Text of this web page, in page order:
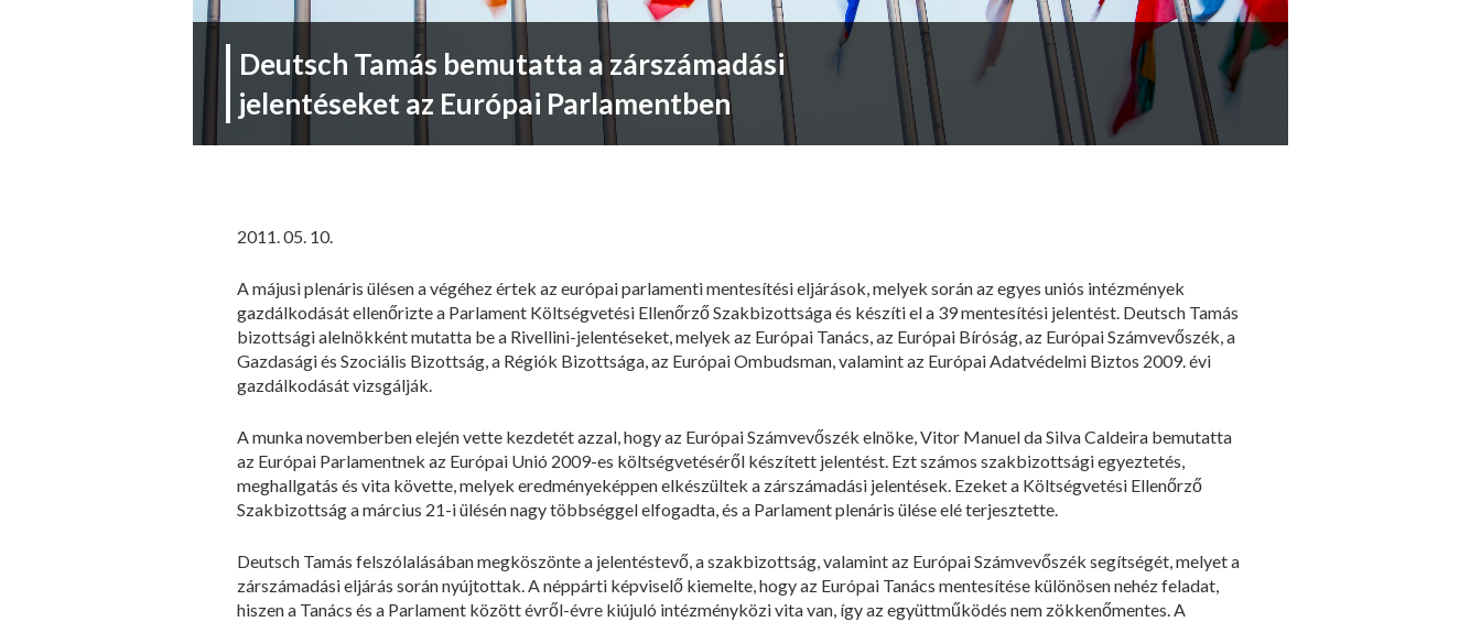
Deutsch Tamás bemutatta a zárszámadási
jelentéseket az Európai Parlamentben
2011. 05. 10.
A májusi plenáris ülésen a végéhez értek az európai parlamenti mentesítési eljárások, melyek során az egyes uniós intézmények
gazdálkodását ellenőrizte a Parlament Költségvetési Ellenőrző Szakbizottsága és készíti el a 39 mentesítési jelentést. Deutsch Tamás
bizottsági alelnökként mutatta be a Rivellini-jelentéseket, melyek az Európai Tanács, az Európai Bíróság, az Európai Számvevőszék, a
Gazdasági és Szociális Bizottság, a Régiók Bizottsága, az Európai Ombudsman, valamint az Európai Adatvédelmi Biztos 2009. évi
gazdálkodását vizsgálják.
A munka novemberben elején vette kezdetét azzal, hogy az Európai Számvevőszék elnöke, Vitor Manuel da Silva Caldeira bemutatta
az Európai Parlamentnek az Európai Unió 2009-es költségvetéséről készített jelentést. Ezt számos szakbizottsági egyeztetés,
meghallgatás és vita követte, melyek eredményeképpen elkészültek a zárszámadási jelentések. Ezeket a Költségvetési Ellenőrző
Szakbizottság a március 21-i ülésén nagy többséggel elfogadta, és a Parlament plenáris ülése elé terjesztette.
Deutsch Tamás felszólalásában megköszönte a jelentéstevő, a szakbizottság, valamint az Európai Számvevőszék segítségét, melyet a
zárszámadási eljárás során nyújtottak. A néppárti képviselő kiemelte, hogy az Európai Tanács mentesítése különösen nehéz feladat,
hiszen a Tanács és a Parlament között évről-évre kiújuló intézményközi vita van, így az együttműködés nem zökkenőmentes. A